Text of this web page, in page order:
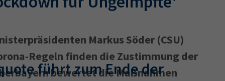
Markus Söder (CSU)
Regeln finden die Zustimmung der
bewertet die Maßnahmen
führt zum Ende der